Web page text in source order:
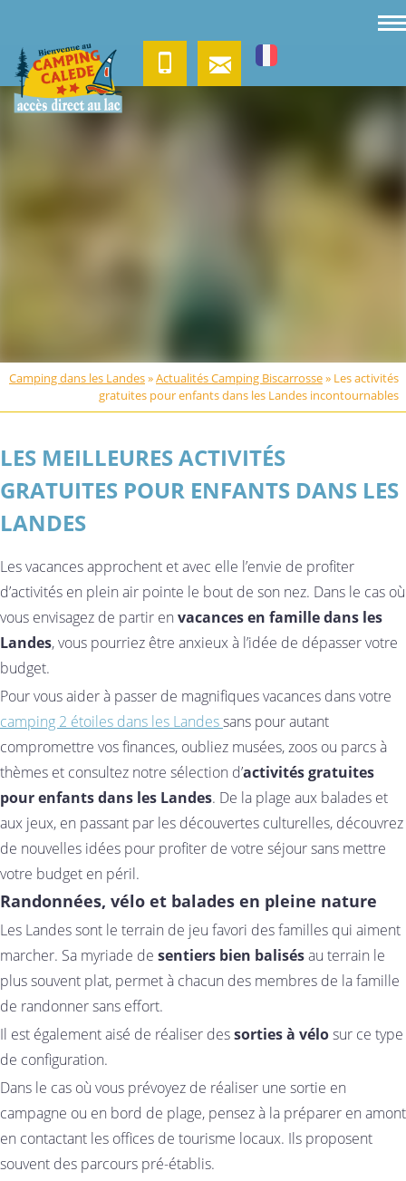
Camping dans les Landes»Actualités Camping Biscarrosse» Les activités
gratuites pour enfants dans les Landes incontournables
LES MEILLEURES ACTIVITÉS
GRATUITES POUR ENFANTS DANS LES
LANDES
Les vacances approchent et avec elle l’envie de profiter
d’activités en plein air pointe le bout de son nez. Dans le cas où
vous envisagez de partir en vacances en famille dans les
Landes, vous pourriez être anxieux à l’idée de dépasser votre
budget.
Pour vous aider à passer de magnifiques vacances dans votre
camping 2 étoiles dans les Landessans pour autant
compromettre vos finances, oubliez musées, zoos ou parcs à
thèmes et consultez notre sélection d’activités gratuites
pour enfants dans les Landes. De la plage aux balades et
aux jeux, en passant par les découvertes culturelles, découvrez
de nouvelles idées pour profiter de votre séjour sans mettre
votre budget en péril.
Randonnées, vélo et balades en pleine nature
Les Landes sont le terrain de jeu favori des familles qui aiment
marcher. Sa myriade de sentiers bien balisésau terrain le
plus souvent plat, permet à chacun des membres de la famille
de randonner sans effort.
Il est également aisé de réaliser dessorties à vélosur ce type
de configuration.
Dans le cas où vous prévoyez de réaliser une sortie en
campagne ou en bord de plage, pensez à la préparer en amont
en contactant les offices de tourisme locaux. Ils proposent
souvent des parcours pré-établis.